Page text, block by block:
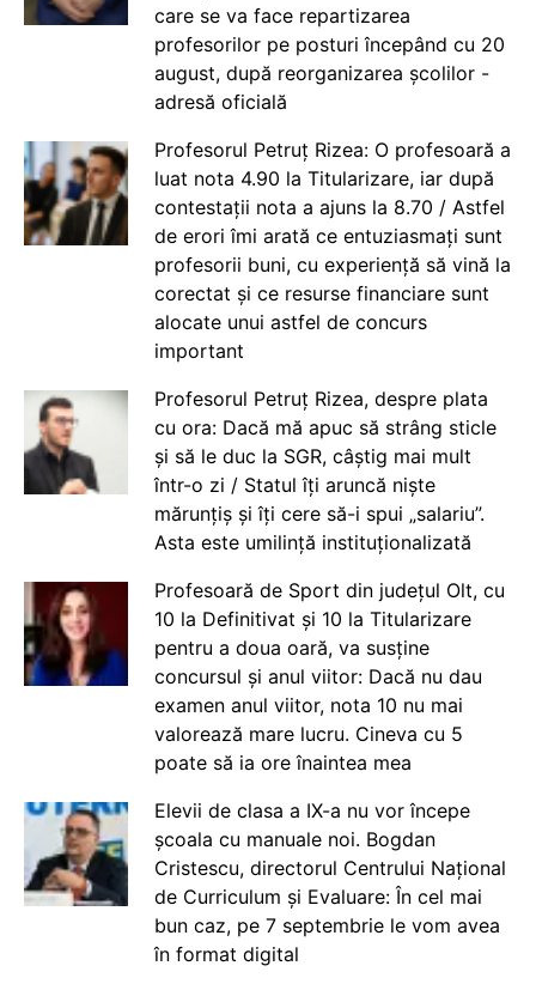
care se va face repartizarea
profesorilor pe posturi începând cu 20
august, după reorganizarea școlilor -
adresă oficială
Profesorul Petruț Rizea: O profesoară a
luat nota 4.90 la Titularizare, iar după
contestații nota a ajuns la 8.70 / Astfel
de erori îmi arată ce entuziasmați sunt
profesorii buni, cu experiență să vină la
corectat și ce resurse financiare sunt
alocate unui astfel de concurs
important
Profesorul Petruț Rizea, despre plata
cu ora: Dacă mă apuc să strâng sticle
și să le duc la SGR, câștig mai mult
într-o zi / Statul îți aruncă niște
mărunțiș și îți cere să-i spui „salariu”.
Asta este umilință instituționalizată
Profesoară de Sport din județul Olt, cu
10 la Definitivat și 10 la Titularizare
pentru a doua oară, va susține
concursul și anul viitor: Dacă nu dau
examen anul viitor, nota 10 nu mai
valorează mare lucru. Cineva cu 5
poate să ia ore înaintea mea
Elevii de clasa a IX-a nu vor începe
școala cu manuale noi. Bogdan
Cristescu, directorul Centrului Național
de Curriculum și Evaluare: În cel mai
bun caz, pe 7 septembrie le vom avea
în format digital